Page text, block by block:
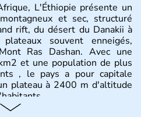
L'Éthiopie présente un
et sec, structuré
rift, du désert du Danakii à
souvent enneigés,
Ras Dashan. Avec une
et une population de plus
, le pays a pour capitale
plateau à 2400 m d'altitude